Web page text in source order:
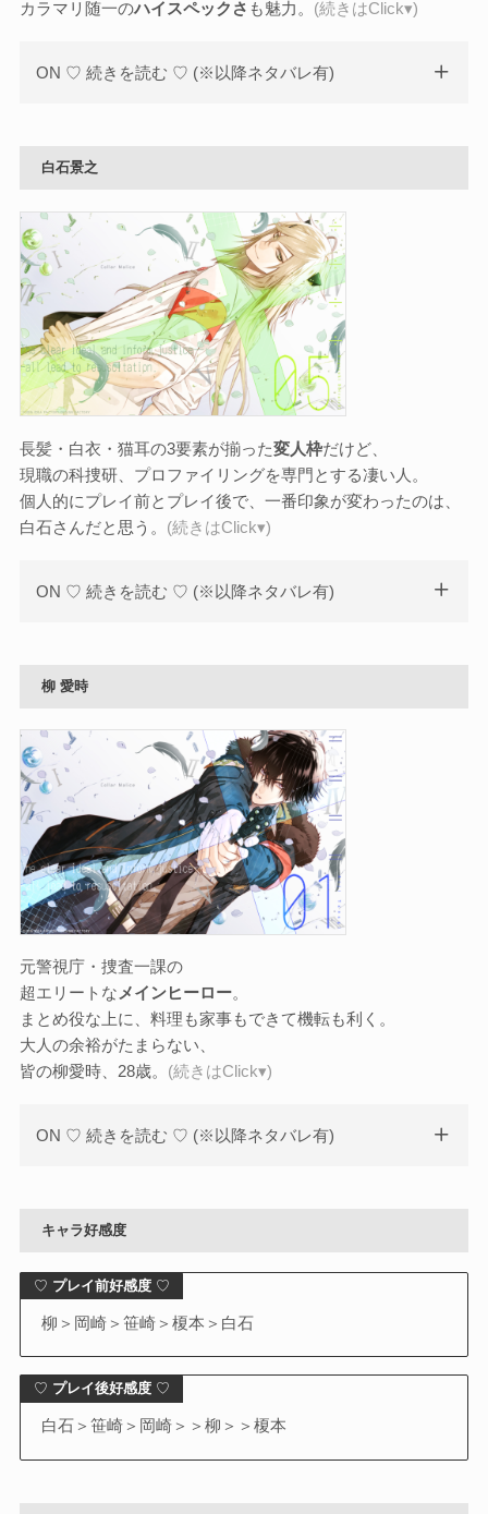
カラマリ随一のハイスペックさ も魅力。 (続きはClick▾)
ON ♡ 続きを読む ♡ (※以降ネタバレ有)
白石景之
長髪・白衣・猫耳の3要素が揃った変人枠だけど、
現職の科捜研、プロファイリングを専門とする凄い人。
個人的にプレイ前とプレイ後で、一番印象が変わったのは、
白石さんだと思う。 (続きはClick▾)
ON ♡ 続きを読む ♡ (※以降ネタバレ有)
柳 愛時
元警視庁・捜査一課の
超エリートな メインヒーロー。
まとめ役な上に、料理も家事もできて機転も利く。
大人の余裕がたまらない、
皆の柳愛時、28歳。 (続きはClick▾)
ON ♡ 続きを読む ♡ (※以降ネタバレ有)
キャラ好感度
♡ プレイ前好感度♡
柳＞岡崎＞笹崎＞榎本＞白石
♡ プレイ後好感度♡
白石＞笹崎＞岡崎＞＞柳＞＞榎本